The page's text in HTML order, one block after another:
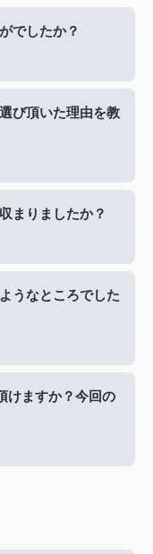
でしたか？
び頂いた理由を教
まりましたか？
うなところでした
けますか？今回の